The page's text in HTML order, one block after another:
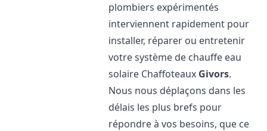
plombiers expérimentés
interviennent rapidement pour
installer, réparer ou entretenir
votre système de chauffe eau
solaire Chaffoteaux Givors.
Nous nous déplaçons dans les
délais les plus brefs pour
répondre à vos besoins, que ce